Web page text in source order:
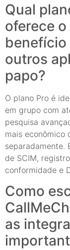
Qual
oferece
benefício
outros
papo?
O plano Pro é
em grupo com
pesquisa
mais econômico
separadamente.
de SCIM,
conformidade e
Como
as